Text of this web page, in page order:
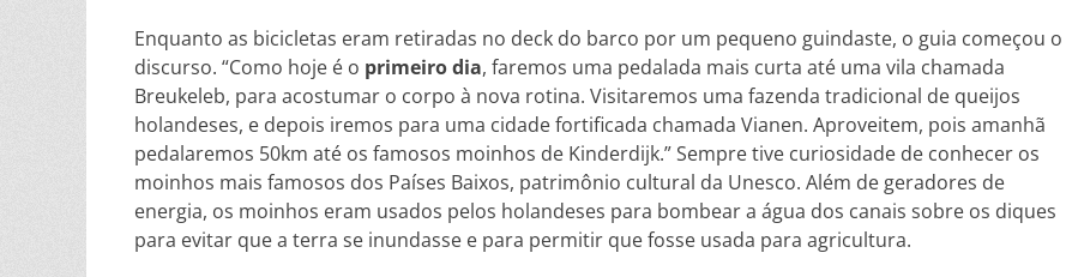
Enquanto as bicicletas eram retiradas no deck do barco por um pequeno guindaste, o guia começou o
discurso. “Como hoje é o primeiro dia, faremos uma pedalada mais curta até uma vila chamada
Breukeleb, para acostumar o corpo à nova rotina. Visitaremos uma fazenda tradicional de queijos
holandeses, e depois iremos para uma cidade fortificada chamada Vianen. Aproveitem, pois amanhã
pedalaremos 50km até os famosos moinhos de Kinderdijk.” Sempre tive curiosidade de conhecer os
moinhos mais famosos dos Países Baixos, patrimônio cultural da Unesco. Além de geradores de
energia, os moinhos eram usados pelos holandeses para bombear a água dos canais sobre os diques
para evitar que a terra se inundasse e para permitir que fosse usada para agricultura.